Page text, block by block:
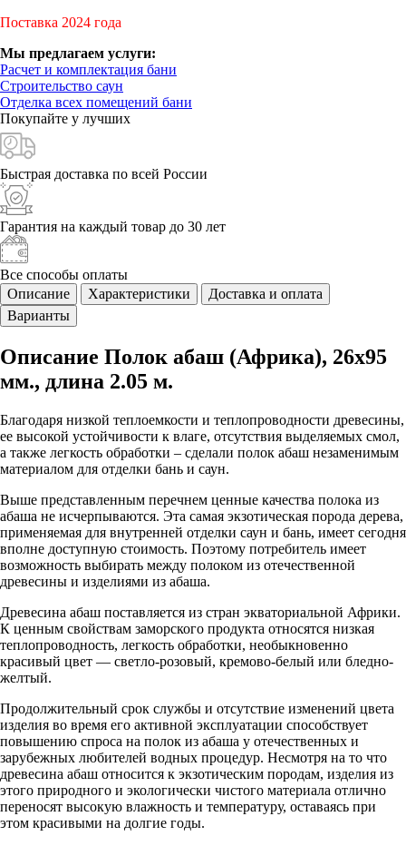
Поставка 2024 года
Мы предлагаем услуги:
Расчет и комплектация бани
Строительство саун
Отделка всех помещений бани
Покупайте у лучших
Быстрая доставка по всей России
Гарантия на каждый товар до 30 лет
Все способы оплаты
Описание
Характеристики
Доставка и оплата
Варианты
Описание Полок абаш (Африка), 26х95
мм., длина 2.05 м.
Благодаря низкой теплоемкости и теплопроводности древесины,
ее высокой устойчивости к влаге, отсутствия выделяемых смол,
а также легкость обработки – сделали полок абаш незаменимым
материалом для отделки бань и саун.
Выше представленным перечнем ценные качества полока из
абаша не исчерпываются. Эта самая экзотическая порода дерева,
применяемая для внутренней отделки саун и бань, имеет сегодня
вполне доступную стоимость. Поэтому потребитель имеет
возможность выбирать между полоком из отечественной
древесины и изделиями из абаша.
Древесина абаш поставляется из стран экваториальной Африки.
К ценным свойствам заморского продукта относятся низкая
теплопроводность, легкость обработки, необыкновенно
красивый цвет — светло-розовый, кремово-белый или бледно-
желтый.
Продолжительный срок службы и отсутствие изменений цвета
изделия во время его активной эксплуатации способствует
повышению спроса на полок из абаша у отечественных и
зарубежных любителей водных процедур. Несмотря на то что
древесина абаш относится к экзотическим породам, изделия из
этого природного и экологически чистого материала отлично
переносят высокую влажность и температуру, оставаясь при
этом красивыми на долгие годы.